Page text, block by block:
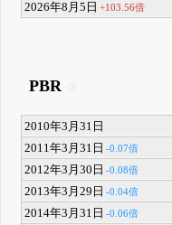
2026年8月5日 +103.56倍
PBR
2010年3月31日
2011年3月31日 -0.07倍
2012年3月30日 -0.08倍
2013年3月29日 -0.04倍
2014年3月31日 -0.06倍